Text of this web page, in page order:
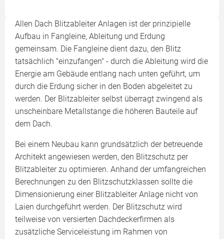
Allen Dach Blitzableiter Anlagen ist der prinzipielle
Aufbau in Fangleine, Ableitung und Erdung
gemeinsam. Die Fangleine dient dazu, den Blitz
tatsächlich "einzufangen" - durch die Ableitung wird die
Energie am Gebäude entlang nach unten geführt, um
durch die Erdung sicher in den Boden abgeleitet zu
werden. Der Blitzableiter selbst überragt zwingend als
unscheinbare Metallstange die höheren Bauteile auf
dem Dach.
Bei einem Neubau kann grundsätzlich der betreuende
Architekt angewiesen werden, den Blitzschutz per
Blitzableiter zu optimieren. Anhand der umfangreichen
Berechnungen zu den Blitzschutzklassen sollte die
Dimensionierung einer Blitzableiter Anlage nicht von
Laien durchgeführt werden. Der Blitzschutz wird
teilweise von versierten Dachdeckerfirmen als
zusätzliche Serviceleistung im Rahmen von